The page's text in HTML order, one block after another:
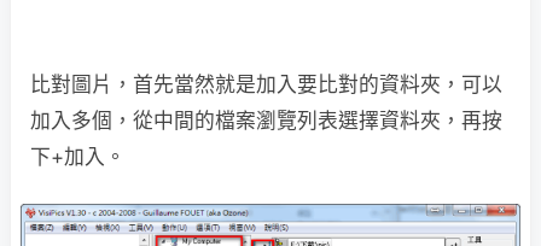
比對圖片，首先當然就是加入要比對的資料夾，可以
加入多個，從中間的檔案瀏覽列表選擇資料夾，再按
下+加入。